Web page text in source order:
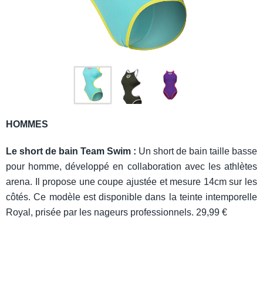
HOMMES
Le short de bain Team Swim : Un short de bain taille basse
pour homme, développé en collaboration avec les athlètes
arena. Il propose une coupe ajustée et mesure 14cm sur les
côtés. Ce modèle est disponible dans la teinte intemporelle
Royal, prisée par les nageurs professionnels. 29,99 €